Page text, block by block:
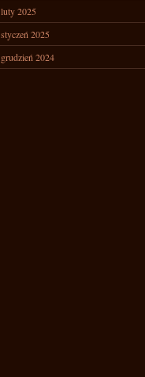
luty 2025
styczeń 2025
grudzień 2024